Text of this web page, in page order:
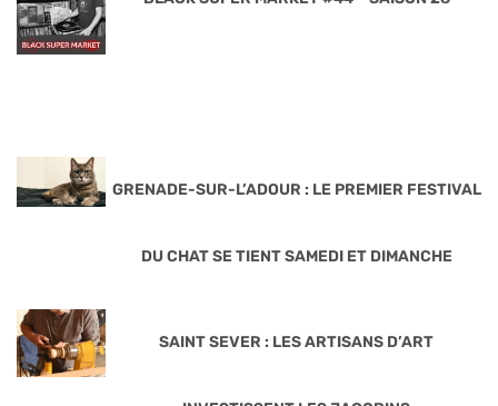
GRENADE-SUR-L’ADOUR : LE PREMIER FESTIVAL
DU CHAT SE TIENT SAMEDI ET DIMANCHE
SAINT SEVER : LES ARTISANS D’ART